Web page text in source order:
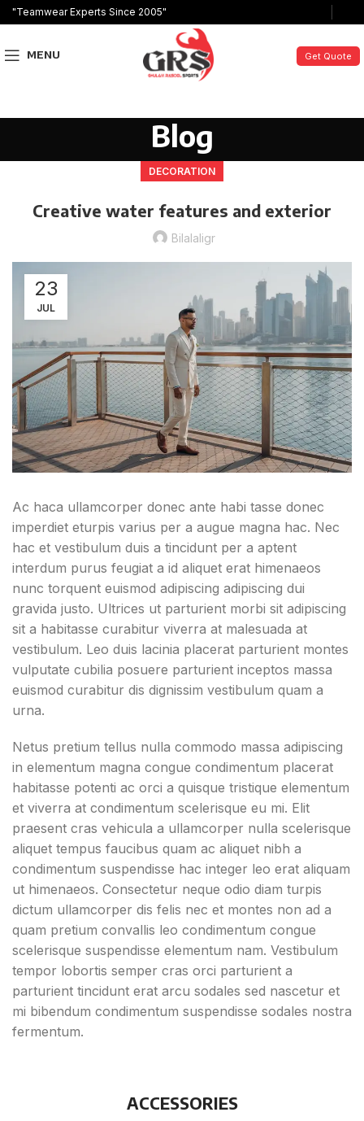
"Teamwear Experts Since 2005"
MENU Get Quote
Blog
DECORATION
Creative water features and exterior
Bilalaligr
23
JUL
Ac haca ullamcorper donec ante habi tasse donec
imperdiet eturpis varius per a augue magna hac. Nec
hac et vestibulum duis a tincidunt per a aptent
interdum purus feugiat a id aliquet erat himenaeos
nunc torquent euismod adipiscing adipiscing dui
gravida justo. Ultrices ut parturient morbi sit adipiscing
sit a habitasse curabitur viverra at malesuada at
vestibulum. Leo duis lacinia placerat parturient montes
vulputate cubilia posuere parturient inceptos massa
euismod curabitur dis dignissim vestibulum quam a
urna.
Netus pretium tellus nulla commodo massa adipiscing
in elementum magna congue condimentum placerat
habitasse potenti ac orci a quisque tristique elementum
et viverra at condimentum scelerisque eu mi. Elit
praesent cras vehicula a ullamcorper nulla scelerisque
aliquet tempus faucibus quam ac aliquet nibh a
condimentum suspendisse hac integer leo erat aliquam
ut himenaeos. Consectetur neque odio diam turpis
dictum ullamcorper dis felis nec et montes non ad a
quam pretium convallis leo condimentum congue
scelerisque suspendisse elementum nam. Vestibulum
tempor lobortis semper cras orci parturient a
parturient tincidunt erat arcu sodales sed nascetur et
mi bibendum condimentum suspendisse sodales nostra
fermentum.
ACCESSORIES